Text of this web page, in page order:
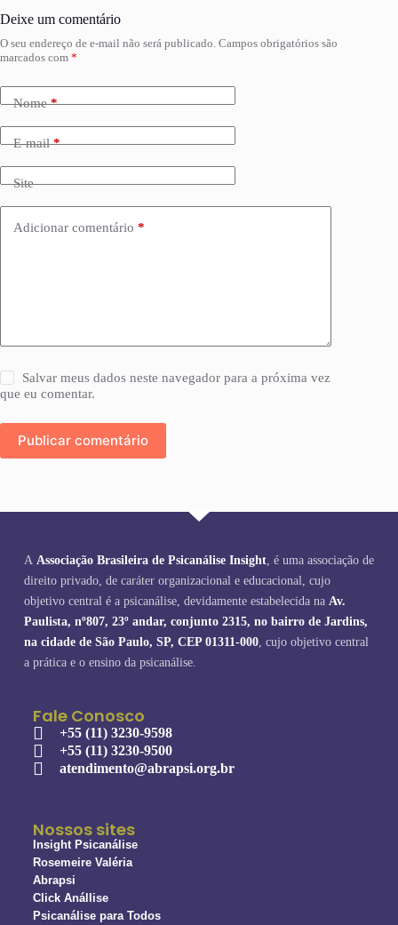
Deixe um comentário
O seu endereço de e-mail não será publicado. Campos obrigatórios são
marcados com *
Nome*
E-mail*
Site
Adicionar comentário *
Salvar meus dados neste navegador para a próxima vez
que eu comentar.
Publicar comentário
A Associação Brasileira de Psicanálise Insight, é uma associação de
direito privado, de caráter organizacional e educacional, cujo
objetivo central é a psicanálise, devidamente estabelecida na Av.
Paulista, nº807, 23º andar, conjunto 2315, no bairro de Jardins,
na cidade de São Paulo, SP, CEP 01311-000, cujo objetivo central
a prática e o ensino da psicanálise.
Fale Conosco
+55 (11) 3230-9598
+55 (11) 3230-9500
atendimento@abrapsi.org.br
Nossos sites
Insight Psicanálise
Rosemeire Valéria
Abrapsi
Click Anállise
Psicanálise para Todos